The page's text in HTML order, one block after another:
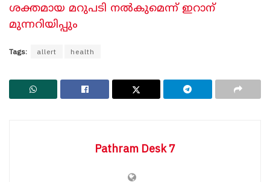
ശക്തമായ മറുപടി നല്‍കുമെന്ന് ഇറാന്
മുന്നറിയിപ്പും
Tags: allert health
Pathram Desk 7